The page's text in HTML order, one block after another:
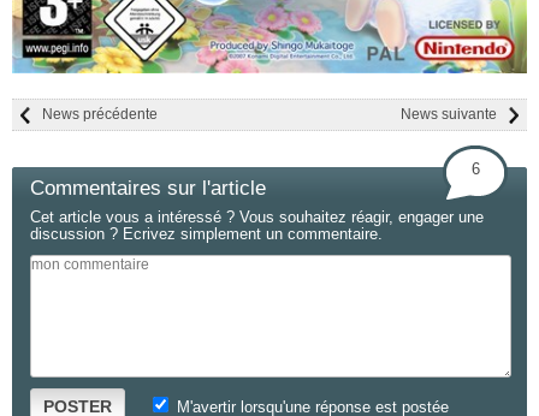
News suivante
News précédente
Commentaires sur l'article
6
Cet article vous a intéressé ? Vous souhaitez réagir, engager une
discussion ? Ecrivez simplement un commentaire.
POSTER M'avertir lorsqu'une réponse est postée